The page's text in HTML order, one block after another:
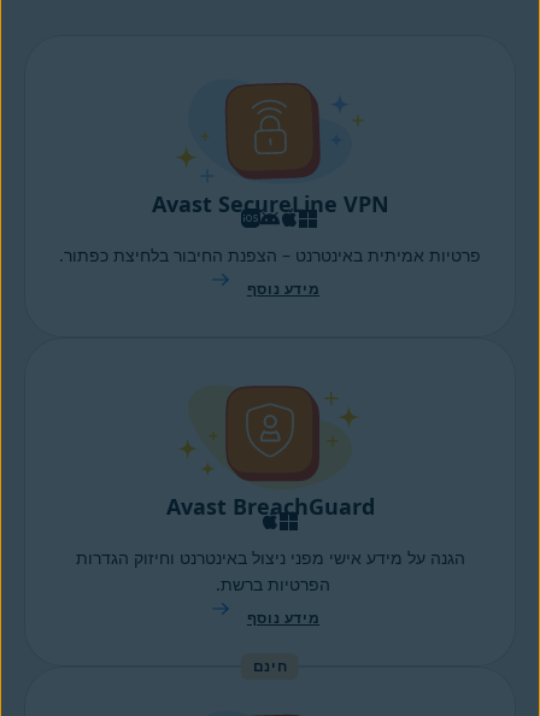
Avast SecureLine VPN
פרטיות אמיתית באינטרנט – הצפנת החיבור בלחיצת כפתור.
מידע נוסף
Avast BreachGuard
הגנה על מידע אישי מפני ניצול באינטרנט וחיזוק הגדרות
הפרטיות ברשת.
מידע נוסף
חינם